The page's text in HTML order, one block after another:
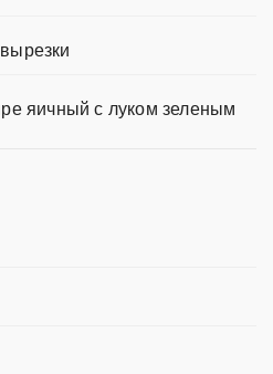
яичный с луком зеленым